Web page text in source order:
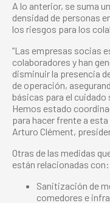
A lo anterior, se suma
densidad de personas
los riesgos para los
“Las empresas socias
colaboradores y han
disminuir la presencia
de operación,
básicas para el cuidado
Hemos estado
para hacer frente a
Arturo Clément,
Otras de las medidas
están relacionadas con:
Sanitización de
comedores e